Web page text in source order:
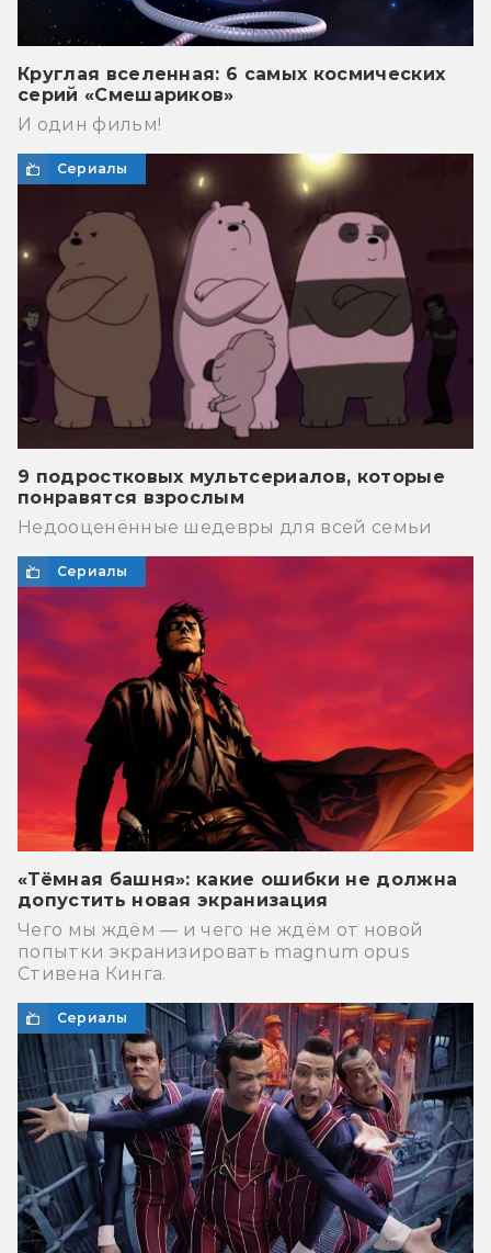
Круглая вселенная: 6 самых космических
серий «Смешариков»
И один фильм!
Сериалы
9 подростковых мультсериалов, которые
понравятся взрослым
Недооценённые шедевры для всей семьи
Сериалы
«Тёмная башня»: какие ошибки не должна
допустить новая экранизация
Чего мы ждём — и чего не ждём от новой
попытки экранизировать magnum opus
Стивена Кинга.
Сериалы